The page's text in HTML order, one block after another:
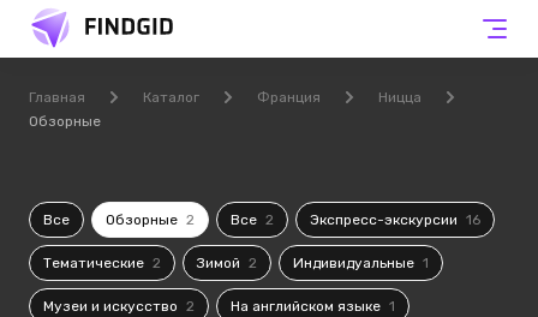
Главная Каталог Франция
Ницца
Обзорные
Все Обзорные 2 Все 2 Экспресс-экскурсии 16
Тематические 2 Зимой 2 Индивидуальные 1
Музеи и искусство 2 На английском языке 1